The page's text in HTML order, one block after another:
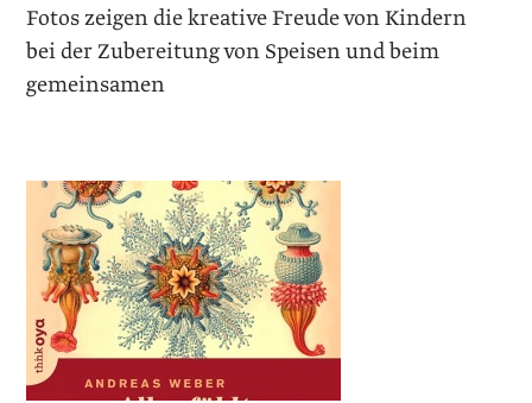
Fotos zeigen die kreative Freude von Kindern
bei der Zubereitung von Speisen und beim
gemeinsamen